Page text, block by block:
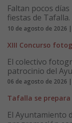
Faltan pocos
fiestas de
10 de agosto de 2026
XIII Concurso
El colectivo
patrocinio del
06 de agosto de 2026
Tafalla se prepara
El Ayuntamiento